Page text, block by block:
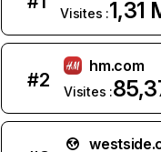
Visites :1,31
#2
hm.com
Visites :